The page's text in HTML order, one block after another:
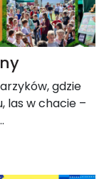
gdzie
las w chacie –